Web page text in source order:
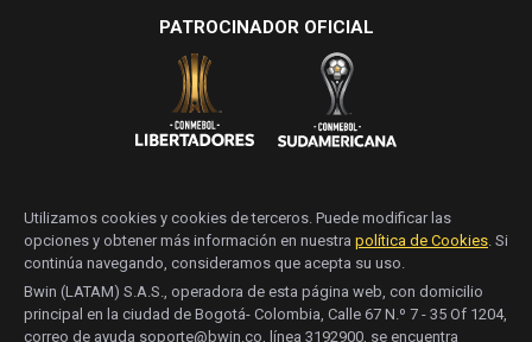
PATROCINADOR OFICIAL
Utilizamos cookies y cookies de terceros. Puede modificar las
opciones y obtener más información en nuestra política de Cookies . Si
continúa navegando, consideramos que acepta su uso.
Bwin (LATAM) S.A.S., operadora de esta página web, con domicilio
principal en la ciudad de Bogotá- Colombia, Calle 67 N.º 7 - 35 Of 1204,
correo de ayuda soporte@bwin.co, línea 3192900, se encuentra